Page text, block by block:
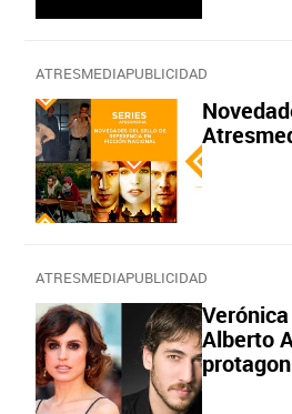
ATRESMEDIAPUBLICIDAD
ATRESMEDIAPUBLICIDAD
Alberto